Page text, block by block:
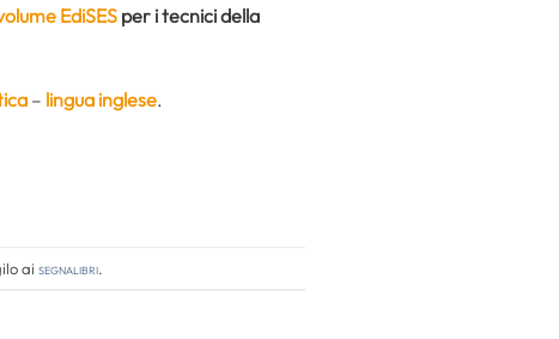
EdiSESper i tecnici della
– lingua inglese.
ai segnalibri.